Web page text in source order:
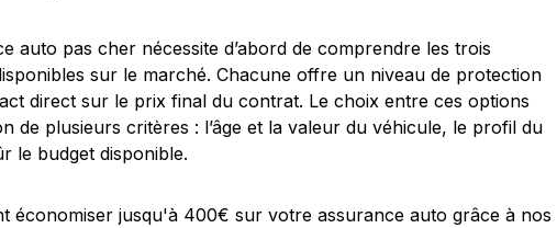
auto pas cher nécessite d’abord de comprendre les trois
sur le marché. Chacune offre un niveau de protection
direct sur le prix final du contrat. Le choix entre ces options
de plusieurs critères : l’âge et la valeur du véhicule, le profil du
le budget disponible.